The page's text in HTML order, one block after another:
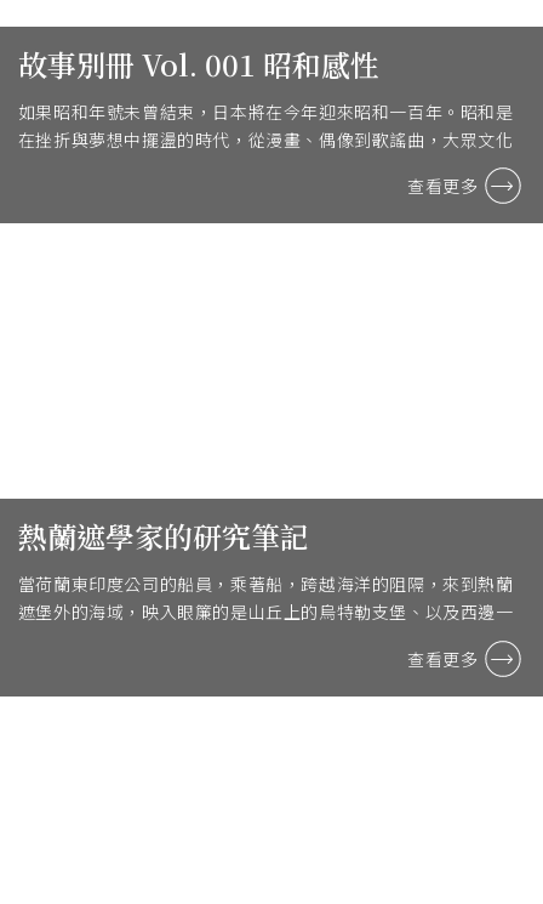
故事別冊 Vol. 001 昭和感性
如果昭和年號未曾結束，日本將在今年迎來昭和一百年。昭和是
在挫折與夢想中擺盪的時代，從漫畫、偶像到歌謠曲，大眾文化
查看更多
熱蘭遮學家的研究筆記
當荷蘭東印度公司的船員，乘著船，跨越海洋的阻隔，來到熱蘭
遮堡外的海域，映入眼簾的是山丘上的烏特勒支堡、以及西邊一
查看更多